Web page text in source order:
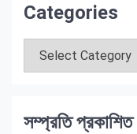
Categories
সম্প্রতি প্রকাশিত